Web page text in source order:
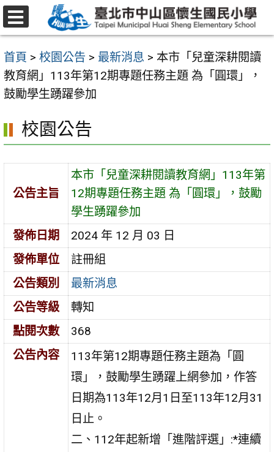
跳
至
要
內
容
首頁 > 校園公告 > 最新消息 > 本市「兒童深耕閱讀
教育網」113年第12期專題任務主題 為「圓環」，
鼓勵學生踴躍參加
校園公告
公告主旨
本市「兒童深耕閱讀教育網」113年第
12期專題任務主題 為「圓環」，鼓勵
學生踴躍參加
發佈日期
2024 年 12 月 03 日
發佈單位
註冊組
公告類別
最新消息
公告等級
轉知
點閱次數
368
公告內容
113年第12期專題任務主題為「圓
環」，鼓勵學生踴躍上網參加，作答
日期為113年12月1日至113年12月31
日止。
二、112年起新增「進階評選」:*連續
選
單